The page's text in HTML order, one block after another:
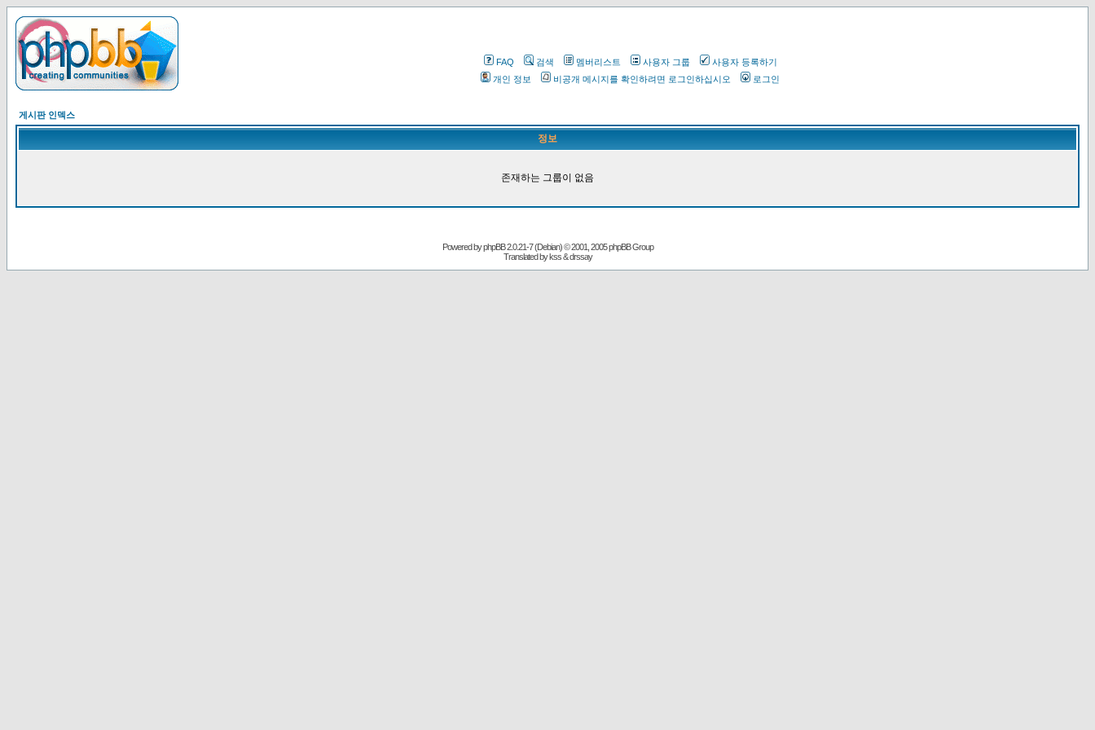
FAQ 검색 멤버리스트 사용자 그룹
사용자 등록하기
개인 정보
비공개 메시지를 확인하려면 로그인하십시오 로그인
게시판 인덱스
정보
존재하는 그룹이 없음
Powered byphpBB2.0.21-7 (Debian) © 2001, 2005 phpBB Group
Translated by kss & drssay